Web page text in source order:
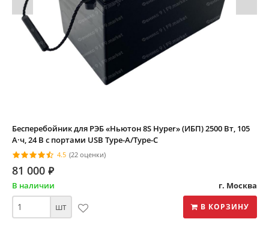
Бесперебойник для РЭБ «Ньютон 8S Hyper» (ИБП) 2500 Вт, 105
А·ч, 24 В с портами USB Type-A/Type-C
4.5 (22 оценки)
81 000 ⃏
В наличии г. Москва
шт В КОРЗИНУ